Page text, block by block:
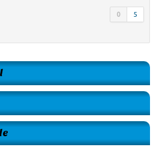
0 5